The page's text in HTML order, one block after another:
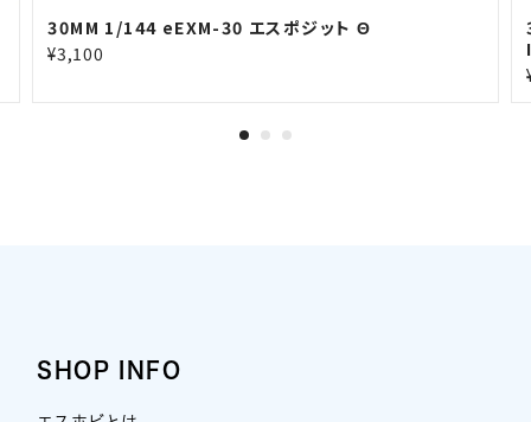
30MM 1/144 eEXM-30 エスポジット Θ
¥3,100
SHOP INFO